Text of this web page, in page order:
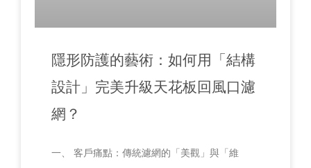
隱形防護的藝術：如何用「結構
設計」完美升級天花板回風口濾
網？
一、 客戶痛點：傳統濾網的「美觀」與「維